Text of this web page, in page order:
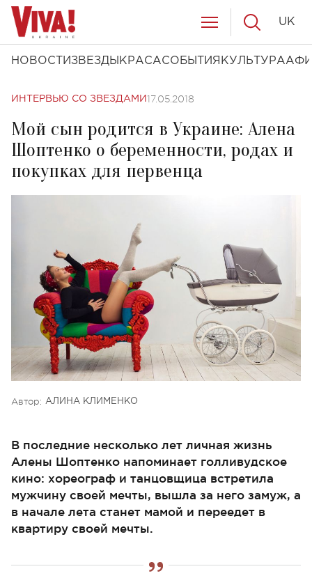
НОВОСТИ ЗВЕЗДЫ КРАСАСОБЫТИЯ КУЛЬТУРА
UK
ИНТЕРВЬЮ СО ЗВЕЗДАМИ 17.05.2018
Мой сын родится в Украине: Алена
Шоптенко о беременности, родах и
покупках для первенца
Автор: АЛИНА КЛИМЕНКО
В последние несколько лет личная жизнь
Алены Шоптенко напоминает голливудское
кино: хореограф и танцовщица встретила
мужчину своей мечты, вышла за него замуж, а
в начале лета станет мамой и переедет в
квартиру своей мечты.